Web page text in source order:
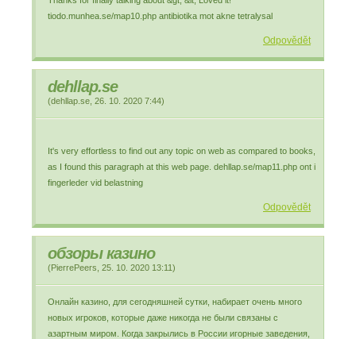
tiodo.munhea.se/map10.php antibiotika mot akne tetralysal
Odpovědět
dehllap.se
(dehllap.se 26. 10. 2020 7:44)
It's very effortless to find out any topic on web as compared to books,
as I found this paragraph at this web page. dehllap.se/map11.php ont i
fingerleder vid belastning
Odpovědět
обзоры казино
(PierrePeers 25. 10. 2020 13:11)
Онлайн казино, для сегодняшней сутки, набирает очень много
новых игроков, которые даже никогда не были связаны с
азартным миром. Когда закрылись в России игорные заведения,